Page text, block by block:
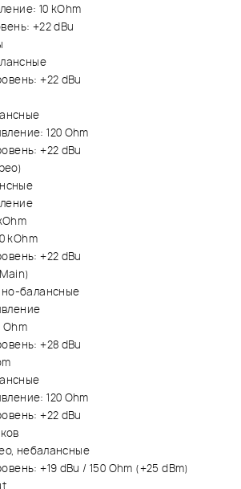
10 kOhm
+22 dBu
+22 dBu
120 Ohm
+22 dBu
kOhm
+22 dBu
балансные
+28 dBu
120 Ohm
+22 dBu
небалансные
+19 dBu / 150 Ohm (+25 dBm)